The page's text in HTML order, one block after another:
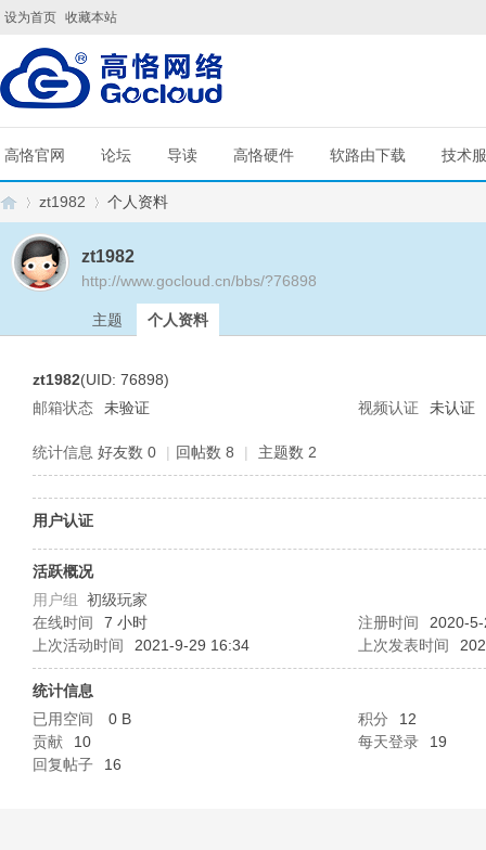
设为首页 收藏本站
高恪官网 论坛 导读 高恪硬件 软路由下载 技术
zt1982 个人资料
zt1982
http://www.gocloud.cn/bbs/?76898
主题 个人资料
zt1982(UID: 76898)
邮箱状态
未验证 视频认证 未认证
统计信息 好友数 0 | 回帖数 8 | 主题数 2
用户认证
活跃概况
用户组 初级玩家
在线时间
7 小时 注册时间
2020-
上次活动时间
2021-9-29 16:34 上次发表时间
统计信息
已用空间
0 B 积分
12
贡献
10 每天登录
19
回复帖子
16